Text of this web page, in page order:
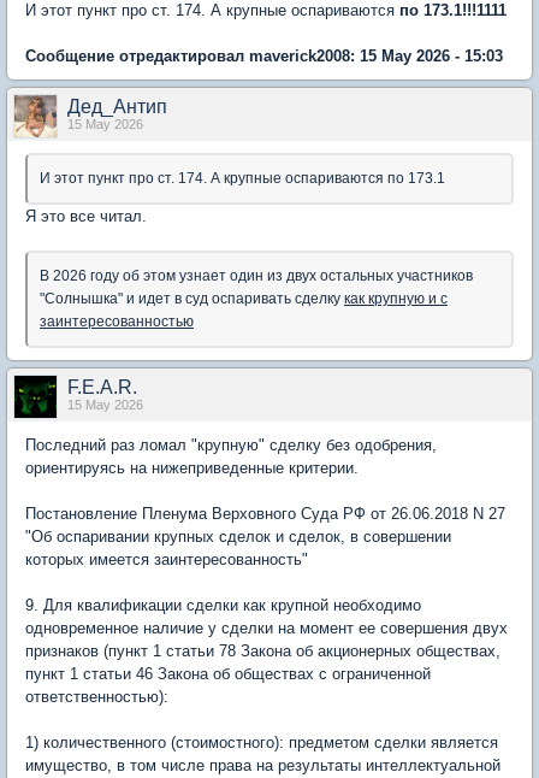
И этот пункт про ст. 174. А крупные оспариваются по 173.1!!!1111
Сообщение отредактировал maverick2008: 15 May 2026 - 15:03
Дед_Антип
15 May 2026
И этот пункт про ст. 174. А крупные оспариваются по 173.1
Я это все читал.
В 2026 году об этом узнает один из двух остальных участников
"Солнышка" и идет в суд оспаривать сделку как крупную и с
заинтересованностью
F.E.A.R.
15 May 2026
Последний раз ломал "крупную" сделку без одобрения,
ориентируясь на нижеприведенные критерии.
Постановление Пленума Верховного Суда РФ от 26.06.2018 N 27
"Об оспаривании крупных сделок и сделок, в совершении
которых имеется заинтересованность"
9. Для квалификации сделки как крупной необходимо
одновременное наличие у сделки на момент ее совершения двух
признаков (пункт 1 статьи 78 Закона об акционерных обществах,
пункт 1 статьи 46 Закона об обществах с ограниченной
ответственностью):
1) количественного (стоимостного): предметом сделки является
имущество, в том числе права на результаты интеллектуальной